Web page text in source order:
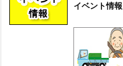
イベント情報